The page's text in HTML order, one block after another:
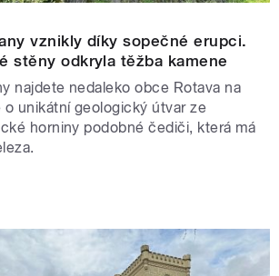
vznikly díky sopečné erupci.
stěny odkryla těžba kamene
najdete nedaleko obce Rotava na
o unikátní geologický útvar ze
horniny podobné čediči, která má